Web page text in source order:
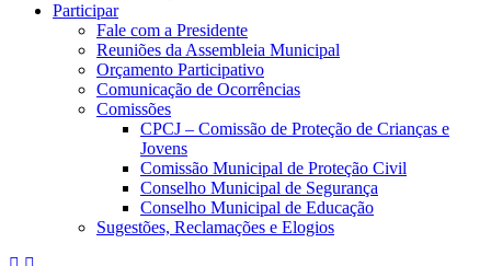
Participar
Fale com a Presidente
Reuniões da Assembleia Municipal
Orçamento Participativo
Comunicação de Ocorrências
Comissões
CPCJ – Comissão de Proteção de Crianças e
Jovens
Comissão Municipal de Proteção Civil
Conselho Municipal de Segurança
Conselho Municipal de Educação
Sugestões, Reclamações e Elogios